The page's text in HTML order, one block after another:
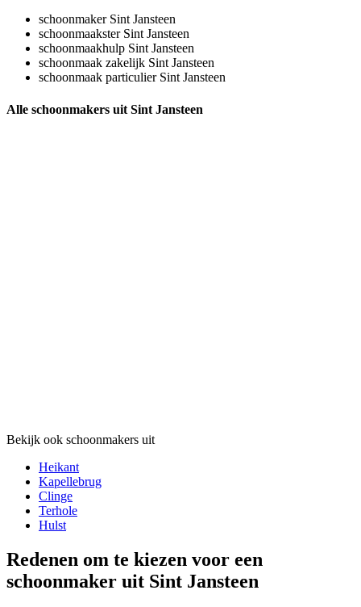
schoonmaker Sint Jansteen
schoonmaakster Sint Jansteen
schoonmaakhulp Sint Jansteen
schoonmaak zakelijk Sint Jansteen
schoonmaak particulier Sint Jansteen
Alle schoonmakers uit Sint Jansteen
Bekijk ook schoonmakers uit
Heikant
Kapellebrug
Clinge
Terhole
Hulst
Redenen om te kiezen voor een
schoonmaker uit Sint Jansteen